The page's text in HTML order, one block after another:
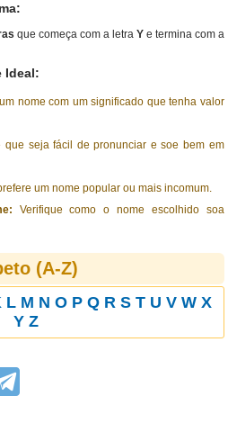
que começa com a letra Ye termina com a
Ideal:
nome com um significado que tenha valor
que seja fácil de pronunciar e soe bem em
um nome popular ou mais incomum.
Verifique como o nome escolhido soa
(A-Z)
L M N O P Q R S T U V W X
Y Z